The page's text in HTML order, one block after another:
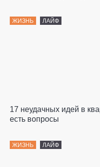
ЖИЗНЬ ЛАЙФ
17 неудачных идей в
есть вопросы
ЖИЗНЬ ЛАЙФ